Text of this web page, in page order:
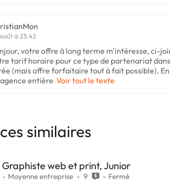
à 23:42
votre offre à long terme m'intéresse, ci-
tarif horaire pour ce type de partenariat
(mais offre forfaitaire tout à fait possible).
entiére Voir tout le texte
similaires
Graphiste web et print, Junior
Moyenne entreprise 9 Fermé